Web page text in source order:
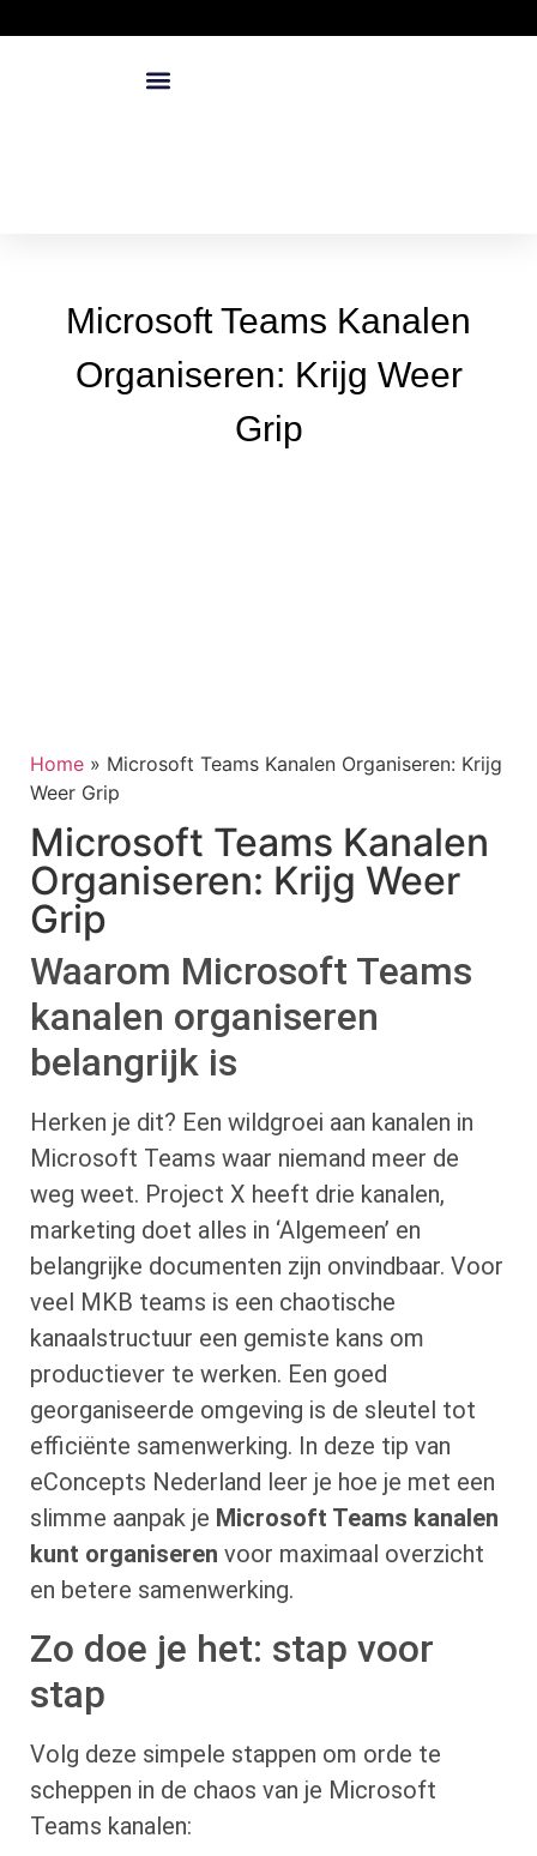
Microsoft Teams Kanalen
Organiseren: Krijg Weer
Grip
Home » Microsoft Teams Kanalen Organiseren: Krijg
Weer Grip
Microsoft Teams Kanalen
Organiseren: Krijg Weer
Grip
Waarom Microsoft Teams
kanalen organiseren
belangrijk is
Herken je dit? Een wildgroei aan kanalen in
Microsoft Teams waar niemand meer de
weg weet. Project X heeft drie kanalen,
marketing doet alles in ‘Algemeen’ en
belangrijke documenten zijn onvindbaar. Voor
veel MKB teams is een chaotische
kanaalstructuur een gemiste kans om
productiever te werken. Een goed
georganiseerde omgeving is de sleutel tot
efficiënte samenwerking. In deze tip van
eConcepts Nederland leer je hoe je met een
slimme aanpak je Microsoft Teams kanalen
kunt organiseren voor maximaal overzicht
en betere samenwerking.
Zo doe je het: stap voor
stap
Volg deze simpele stappen om orde te
scheppen in de chaos van je Microsoft
Teams kanalen: